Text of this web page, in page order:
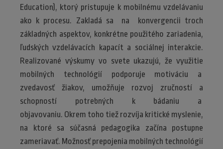
Education), ktorý pristupuje k mobilnému vzdelávaniu
ako k procesu. Zakladá sa na konvergencii troch
základných aspektov, konkrétne použitého zariadenia,
ľudských vzdelávacích kapacít a sociálnej interakcie.
Realizované výskumy vo svete ukazujú, že využitie
mobilných technológií podporuje motiváciu a
zvedavosť žiakov, umožňuje rozvoj zručností a
schopností potrebných k bádaniu a
objavovaniu. Okrem toho tiež rozvíja kritické myslenie,
na ktoré sa súčasná pedagogika začína postupne
zameriavať. Možnosť prepojenia mobilných technológií